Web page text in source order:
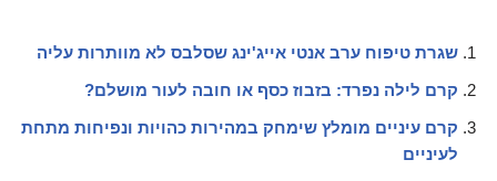
שגרת טיפוח ערב אנטי אייג'ינג שסלבס לא מוותרות עליה
קרם לילה נפרד: בזבוז כסף או חובה לעור מושלם?
קרם עיניים מומלץ שימחק במהירות כהויות ונפיחות מתחת
לעיניים